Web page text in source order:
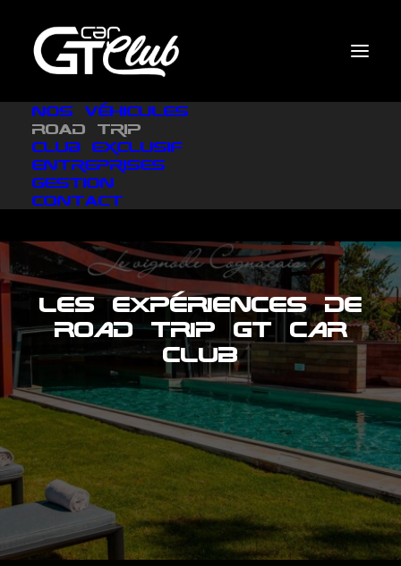
Nos véhicules
Road Trip
Club exclusif
Entreprises
Gestion
Contact
LES EXPÉRIENCES DE
ROAD TRIP GT CAR
CLUB